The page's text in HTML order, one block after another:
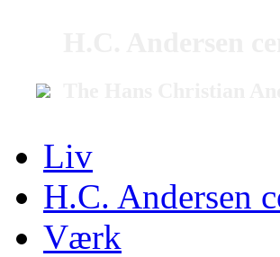
Liv
H.C. Andersen
Værk